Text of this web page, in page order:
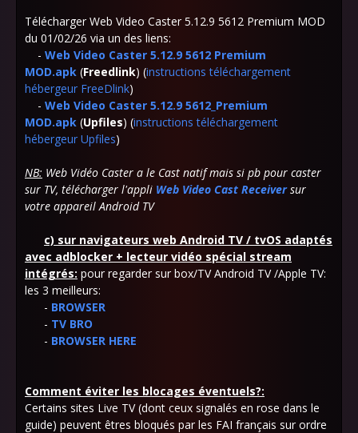
Télécharger Web Video Caster 5.12.9 5612 Premium MOD
du 01/02/26 via un des liens:
- Web Video Caster 5.12.9 5612 Premium
MOD.apk (Freedlink) (instructions téléchargement
hébergeur FreeDlink)
- Web Video Caster 5.12.9 5612_Premium
MOD.apk (Upfiles) (instructions téléchargement
hébergeur Upfiles)
NB: Web Vidéo Caster a le Cast natif mais si pb pour caster
sur TV, télécharger l'appli Web Video Cast Receiversur
votre appareil Android TV
c) sur navigateurs web Android TV / tvOS adaptés
avec adblocker + lecteur vidéo spécial stream
intégrés: pour regarder sur box/TV Android TV /Apple TV:
les 3 meilleurs:
- BROWSER
- TV BRO
- BROWSER HERE
Comment éviter les blocages éventuels?:
Certains sites Live TV (dont ceux signalés en rose dans le
guide) peuvent êtres bloqués par les FAI français sur ordre